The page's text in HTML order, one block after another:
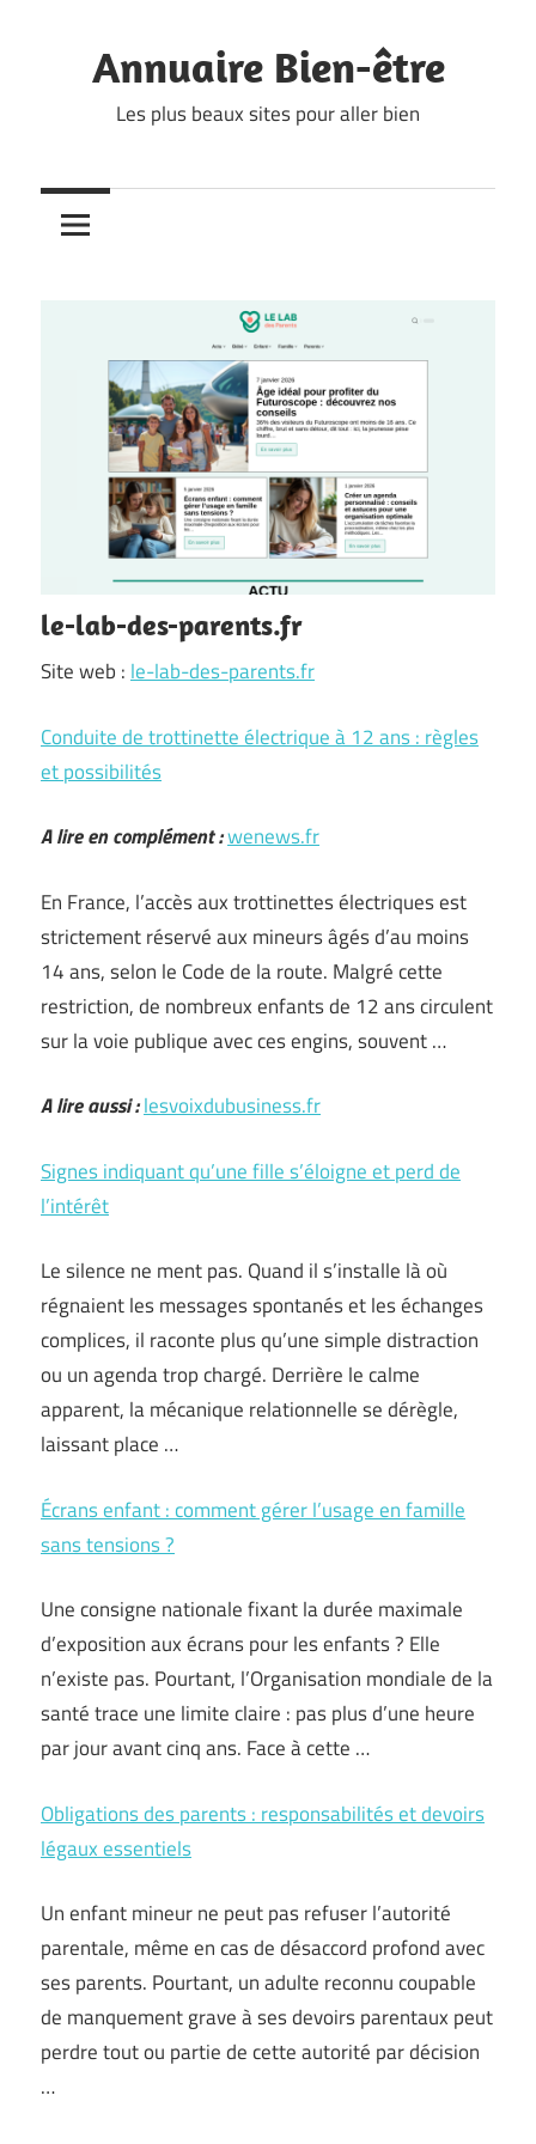
contentAnnuaire Bien-être
Les plus beaux sites pour aller bien
le-lab-des-parents.fr
Site web : le-lab-des-parents.fr
Conduite de trottinette électrique à 12 ans : règles
et possibilités
A lire en complément :wenews.fr
En France, l’accès aux trottinettes électriques est
strictement réservé aux mineurs âgés d’au moins
14 ans, selon le Code de la route. Malgré cette
restriction, de nombreux enfants de 12 ans circulent
sur la voie publique avec ces engins, souvent …
A lire aussi :lesvoixdubusiness.fr
Signes indiquant qu’une fille s’éloigne et perd de
l’intérêt
Le silence ne ment pas. Quand il s’installe là où
régnaient les messages spontanés et les échanges
complices, il raconte plus qu’une simple distraction
ou un agenda trop chargé. Derrière le calme
apparent, la mécanique relationnelle se dérègle,
laissant place …
Écrans enfant : comment gérer l’usage en famille
sans tensions ?
Une consigne nationale fixant la durée maximale
d’exposition aux écrans pour les enfants ? Elle
n’existe pas. Pourtant, l’Organisation mondiale de la
santé trace une limite claire : pas plus d’une heure
par jour avant cinq ans. Face à cette …
Obligations des parents : responsabilités et devoirs
légaux essentiels
Un enfant mineur ne peut pas refuser l’autorité
parentale, même en cas de désaccord profond avec
ses parents. Pourtant, un adulte reconnu coupable
de manquement grave à ses devoirs parentaux peut
perdre tout ou partie de cette autorité par décision
…